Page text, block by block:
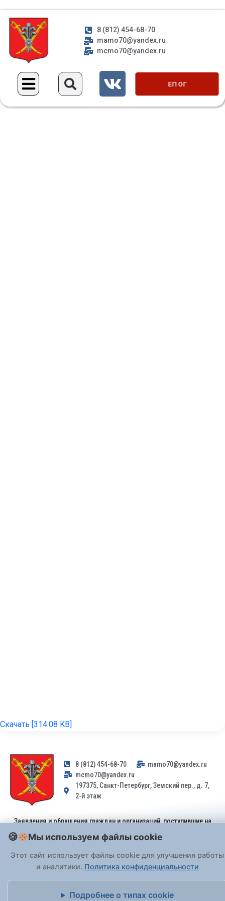
8 (812) 454-68-70
mamo70@yandex.ru
mcmo70@yandex.ru
ЕП ОГ
Скачать [314.08 KB]
8 (812) 454-68-70
mamo70@yandex.ru
mcmo70@yandex.ru
197375, Санкт-Петербург, Земский пер., д. 7,
2-й этаж
Заявления и обращения граждан и организаций, поступившие на
адрес email, не могут быть рассмотрены на основании
Федерального закона от 02.05.2006 № 59-ФЗ. Обращения
принимаются только: по почте, черезпортал «Госуслуги» (ЕПГУ)
или лично при предъявлении паспорта.
На Сайте действует Политика обработки персональных данных
Мы используем файлы cookie
Этот сайт использует файлы cookie для улучшения работы
и аналитики. Политика конфиденциальности
Подробнее о типах cookie